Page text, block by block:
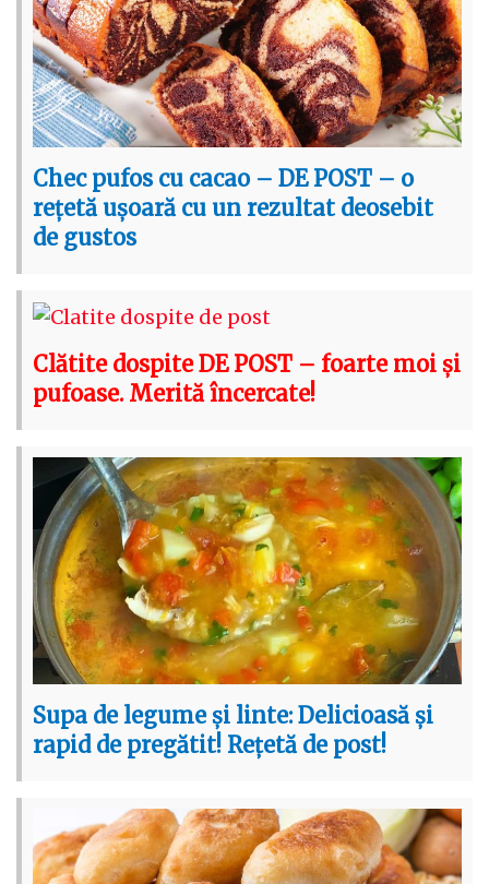
Chec pufos cu cacao – DE POST – o
rețetă ușoară cu un rezultat deosebit
de gustos
Clătite dospite DE POST – foarte moi și
pufoase. Merită încercate!
Supa de legume și linte: Delicioasă și
rapid de pregătit! Rețetă de post!